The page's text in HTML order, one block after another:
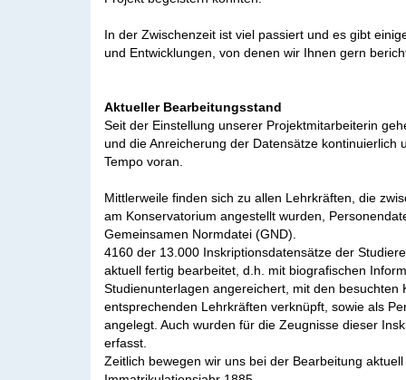
In der Zwischenzeit ist viel passiert und es gibt
und Entwicklungen, von denen wir Ihnen gern
Aktueller Bearbeitungsstand
Seit der Einstellung unserer Projektmitarbeiterin
und die Anreicherung der Datensätze kontinuierlich
Tempo voran.
Mittlerweile finden sich zu allen Lehrkräften, die
am Konservatorium angestellt wurden,
Gemeinsamen Normdatei (GND).
4160 der 13.000 Inskriptionsdatensätze der
aktuell fertig bearbeitet, d.h. mit biografischen
Studienunterlagen angereichert, mit den besuchten
entsprechenden Lehrkräften verknüpft, sowie als
angelegt. Auch wurden für die Zeugnisse dieser
erfasst.
Zeitlich bewegen wir uns bei der Bearbeitung aktuell